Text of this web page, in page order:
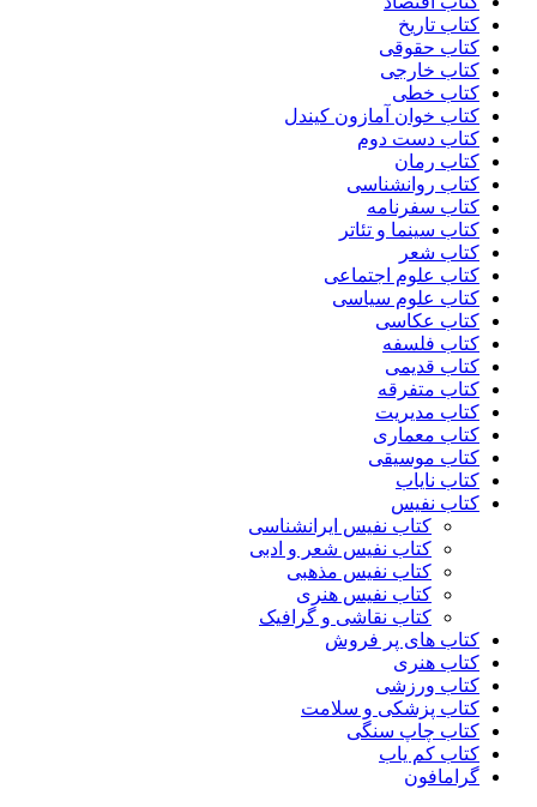
کتاب تاریخ
کتاب حقوقی
کتاب خارجی
کتاب خطی
کتاب خوان آمازون کیندل
کتاب دست دوم
کتاب رمان
کتاب روانشناسی
کتاب سفرنامه
کتاب سینما و تئاتر
کتاب شعر
کتاب علوم اجتماعی
کتاب علوم سیاسی
کتاب عکاسی
کتاب فلسفه
کتاب قدیمی
کتاب متفرقه
کتاب مدیریت
کتاب معماری
کتاب موسیقی
کتاب نایاب
کتاب نفیس
کتاب نفیس ایرانشناسی
کتاب نفیس شعر و ادبی
کتاب نفیس مذهبی
کتاب نفیس هنری
کتاب نقاشی و گرافیک
کتاب های پر فروش
کتاب هنری
کتاب ورزشی
کتاب پزشکی و سلامت
کتاب چاپ سنگی
کتاب کم یاب
گرامافون